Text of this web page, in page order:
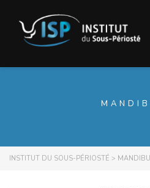
INSTITUT DU SOUS-PÉRIOSTÉ >